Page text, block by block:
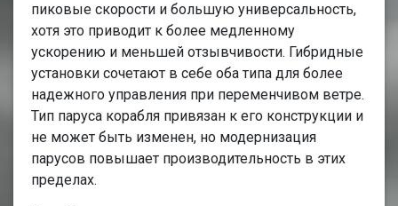
пиковые скорости и большую универсальность,
хотя это приводит к более медленному
ускорению и меньшей отзывчивости. Гибридные
установки сочетают в себе оба типа для более
надежного управления при переменчивом ветре.
Тип паруса корабля привязан к его конструкции и
не может быть изменен, но модернизация
парусов повышает производительность в этих
пределах.